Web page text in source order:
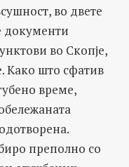
во двете
документи
во Скопје,
Како што сфатив
време,
преполно со